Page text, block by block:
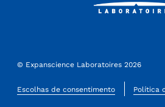
© Expanscience Laboratoires 2026
Escolhas de consentimento Política